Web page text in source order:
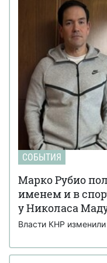
СОБЫТИЯ
Марко Рубио
именем и в
у Николаса
Власти КНР